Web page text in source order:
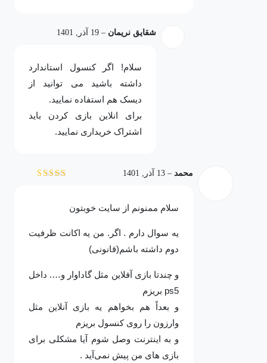
شقایق نریمان – 19 آذر, 1401
سلام! اگر کنسول استاندارد
داشته باشید می توانید از
دیسک هم استفاده نمایید.
برای انلاین بازی کردن باید
اشتراک خریداری نمایید.
محمد – 13 آذر, 1401
سلام ممنونم از سایت خوبتون
یه سوال دارم . اگر. من یه اکانت ظرفیت
دوم داشته باشم(قانونی)
و چندتا بازی آفلاین مثل گاداوار و…. داخل
ps5 بریزم
و بعداً هم بخواهم یه بازی آنلاین مثل
وارزون را روی کنسول بریزم
و به اینترنت وصل شوم آیا مشکلی برای
بازی های من پیش نمی‌آید .